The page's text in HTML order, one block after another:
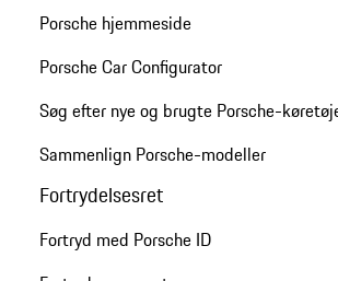
Porsche hjemmeside
Porsche Car Configurator
Søg efter nye og brugte Porsche-
Sammenlign Porsche-modeller
Fortrydelsesret
Fortryd med Porsche ID